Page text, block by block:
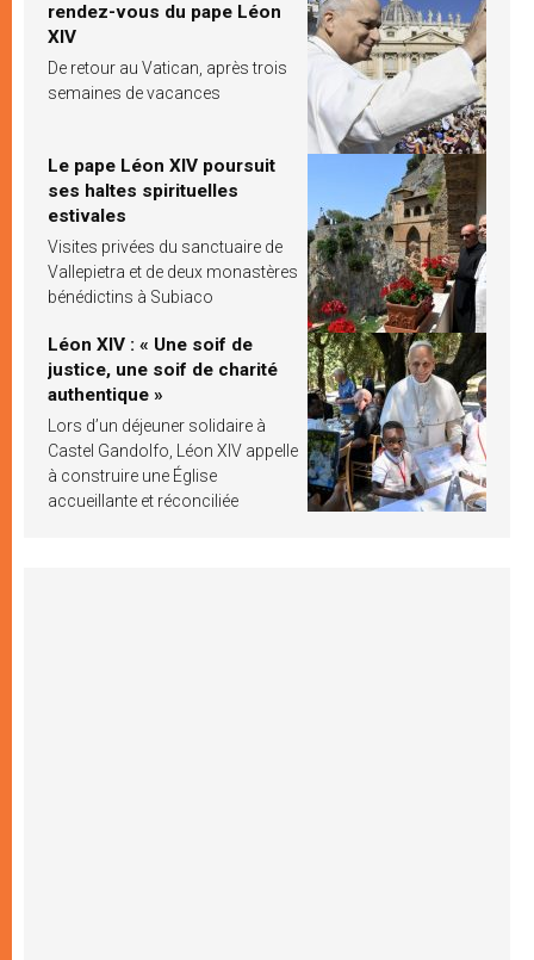
rendez-vous du pape Léon
XIV
De retour au Vatican, après trois
semaines de vacances
Le pape Léon XIV poursuit
ses haltes spirituelles
estivales
Visites privées du sanctuaire de
Vallepietra et de deux monastères
bénédictins à Subiaco
Léon XIV : « Une soif de
justice, une soif de charité
authentique »
Lors d’un déjeuner solidaire à
Castel Gandolfo, Léon XIV appelle
à construire une Église
accueillante et réconciliée